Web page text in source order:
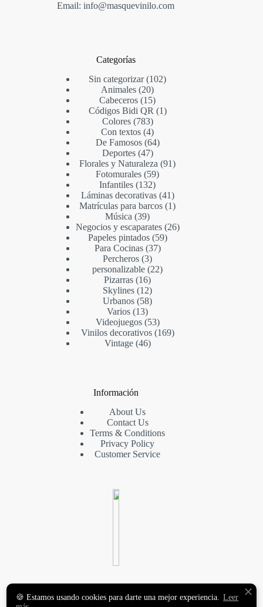
Email: info@masquevinilo.com
Categorías
Sin categorizar 102
Animales 20
Cabeceros 15
Códigos Bidi QR
1
Colores 783
Con textos 4
De Famosos 64
Deportes 47
Florales y Naturaleza 91
Fotomurales 59
Infantiles 132
Láminas decorativas 41
Matrículas para barcos 1
Música 39
Negocios y escaparates 26
Papeles pintados 59
Para Cocinas 37
Percheros 3
personalizable 22
Pizarras 16
Skylines 12
Urbanos 58
Varios 13
Videojuegos 53
Vinilos decorativos 169
Vintage 46
Información
About Us
Contact Us
Terms & Conditions
Privacy Policy
Customer Service
VINILOS DECORATIVOS
Y FOTOMURALES
🍪 Estamos usando cookies para darte una mejor experiencia. Leer